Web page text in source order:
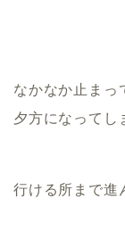
なかなか止まっ
夕方になってし
行ける所まで進